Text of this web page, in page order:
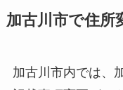
加古川市で住所
加古川市内では、